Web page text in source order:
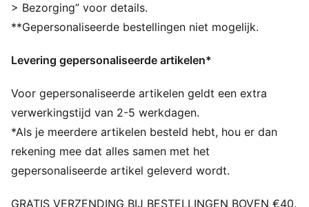
> Bezorging” voor details.
**Gepersonaliseerde bestellingen niet mogelijk.
Levering gepersonaliseerde artikelen*
Voor gepersonaliseerde artikelen geldt een extra
verwerkingstijd van 2-5 werkdagen.
*Als je meerdere artikelen besteld hebt, hou er dan
rekening mee dat alles samen met het
gepersonaliseerde artikel geleverd wordt.
GRATIS VERZENDING BIJ BESTELLINGEN BOVEN €40.